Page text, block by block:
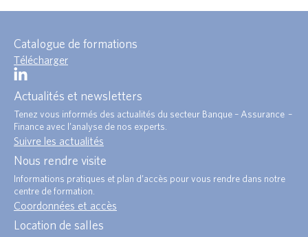
Catalogue de formations
Télécharger
Actualités et newsletters
Tenez vous informés des actualités du secteur Banque – Assurance –
Finance avec l’analyse de nos experts.
Suivre les actualités
Nous rendre visite
Informations pratiques et plan d’accès pour vous rendre dans notre
centre de formation.
Coordonnées et accès
Location de salles